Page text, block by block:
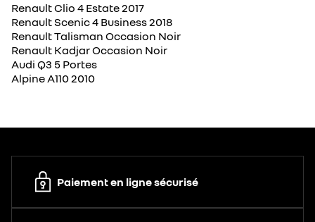
Renault Clio 4 Estate 2017
Renault Scenic 4 Business 2018
Renault Talisman Occasion Noir
Renault Kadjar Occasion Noir
Audi Q3 5 Portes
Alpine A110 2010
Paiement en ligne sécurisé